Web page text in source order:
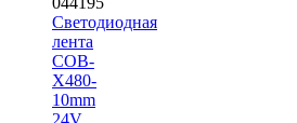
Светодиодная
лента
COB-
X480-
10mm
24V